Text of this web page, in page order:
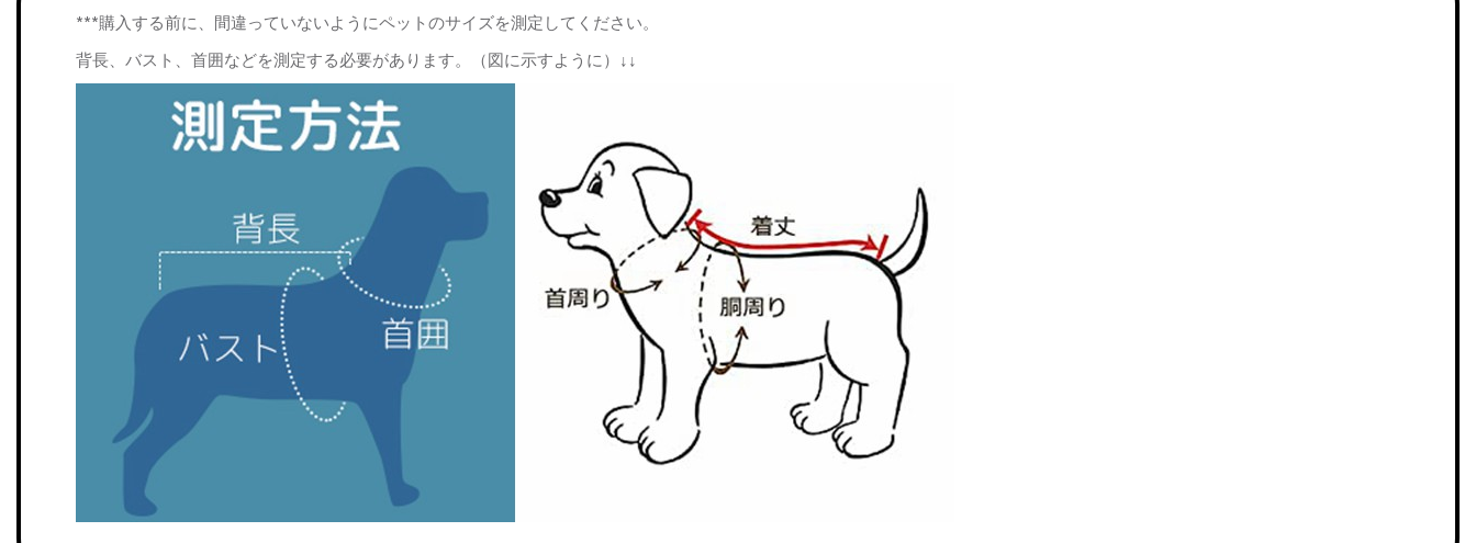
***購入する前に、間違っていないようにペットのサイズを測定してください。
背長、バスト、首囲などを測定する必要があります。（図に示すように）↓↓